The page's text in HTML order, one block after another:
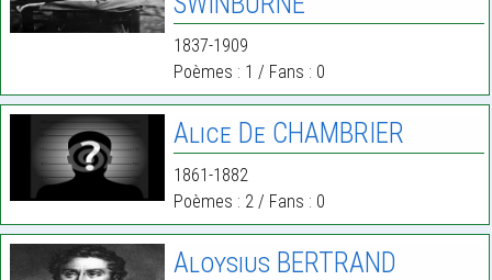
1837-1909
Poèmes : 1 / Fans : 0
Alice De CHAMBRIER
1861-1882
Poèmes : 2 / Fans : 0
Aloysius BERTRAND